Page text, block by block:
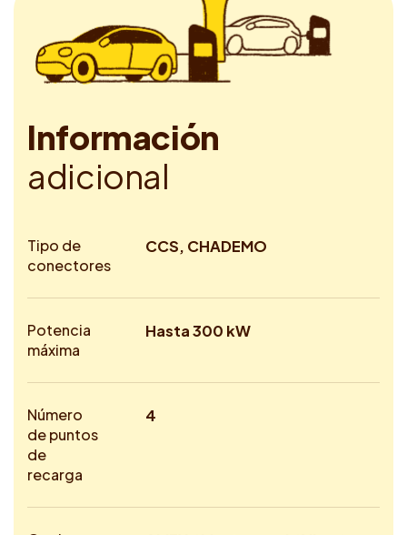
Información
adicional
Tipo de
conectores
CCS, CHADEMO
Potencia
máxima
Hasta 300 kW
Número
de puntos
de
recarga
4